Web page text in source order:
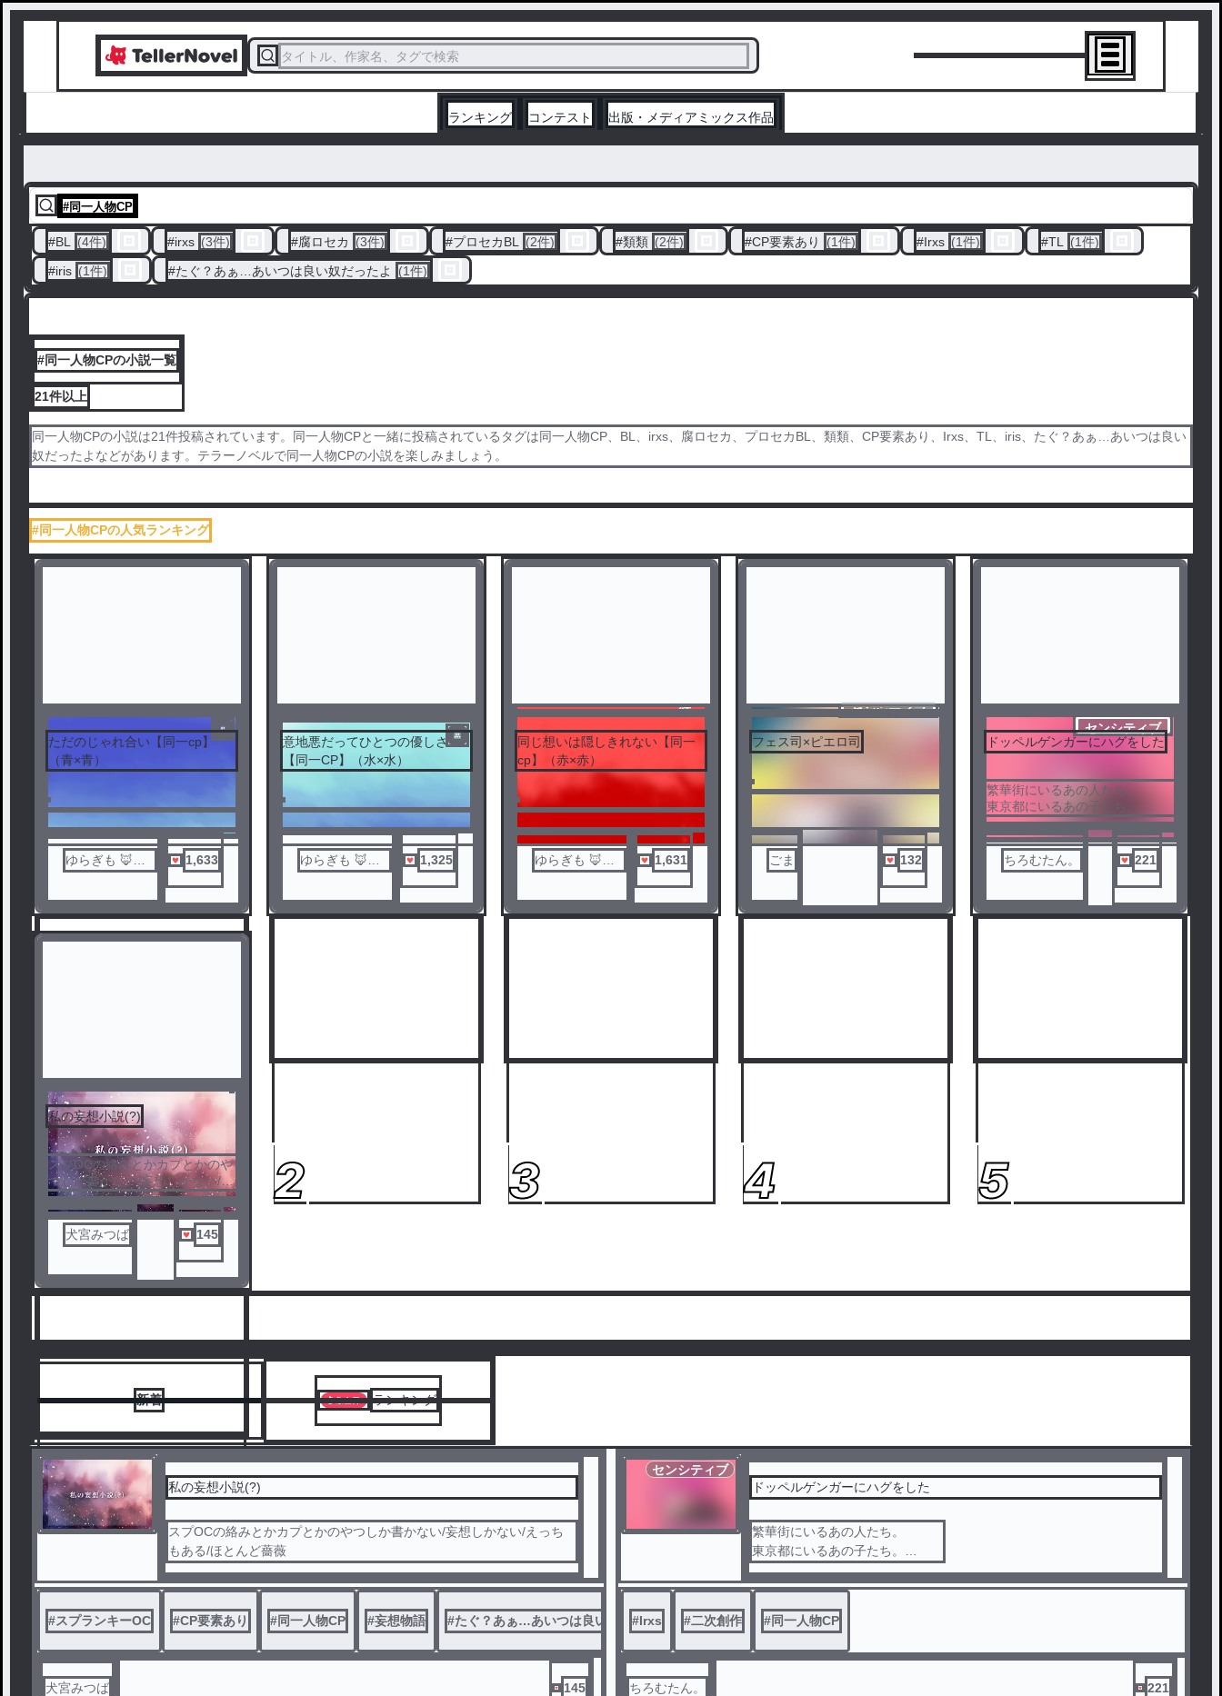
タイトル、作家名、タグで検索
ランキング コンテスト 出版・メディアミックス作品
#同一人物CP
#BL (4件) #irxs (3件) #腐ロセカ (3件) #プロセカBL (2件) #類類 (2件) #CP要素あり (1件) #Irxs (1件) #TL
(1件)
#iris (1件) #たぐ？あぁ…あいつは良い奴だったよ (1件)
#同一人物CPの小説一覧
21件以上
同一人物CPの小説は21件投稿されています。同一人物CPと一緒に投稿されているタグは同一人物CP、BL、irxs、腐ロセカ、プロセカBL、類類、CP要素あり、Irxs、TL、iris、たぐ？あぁ…あいつは良い
奴だったよなどがあります。テラーノベルで同一人物CPの小説を楽しみましょう。
#同一人物CPの人気ランキング
ただのじゃれ合い【同一cp】
（青×青）
ゆらぎも 🦊☁
1,633
1
意地悪だってひとつの優しさ
【同一CP】（水×水）
ゆらぎも 🦊☁
1,325
2
結
同じ想いは隠しきれない【同一
cp】（赤×赤）
ゆらぎも 🦊☁
1,631
3
センシティブ
フェス司×ピエロ司
ごま 132
4
センシティブ
ドッペルゲンガーにハグをした
繁華街にいるあの人たち。
東京都にいるあの子たち。
正反対でも分かり合えるんです
とてつもないほどに亀投稿で
す。
ちろむたん。 221
5
私の妄想小説(?)
スプOCの絡みとかカプとかのや
つしか書かない/妄想しかない/え
っちもある/ほとんど薔薇
犬宮みつば 145
新着 ランキング
私の妄想小説(?)
スプOCの絡みとかカプとかのやつしか書かない/妄想しかない/えっち
もある/ほとんど薔薇
#スプランキーOC #CP要素あり #同一人物CP #妄想物語 #たぐ？あぁ…あいつは良い奴だったよ
犬宮みつば 145
センシティブ
ドッペルゲンガーにハグをした
繁華街にいるあの人たち。
東京都にいるあの子たち。
正反対でも分かり合えるんです
とてつもないほどに亀投稿です。
#Irxs #二次創作 #同一人物CP
ちろむたん。 221